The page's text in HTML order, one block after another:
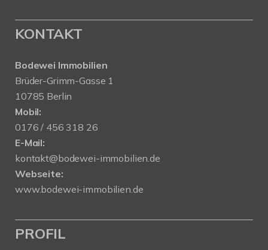
KONTAKT
Bodewei Immobilien
Brüder-Grimm-Gasse 1
10785 Berlin
Mobil:
0176 / 456 318 26
E-Mail:
kontakt@bodewei-immobilien.de
Webseite:
www.bodewei-immobilien.de
PROFIL